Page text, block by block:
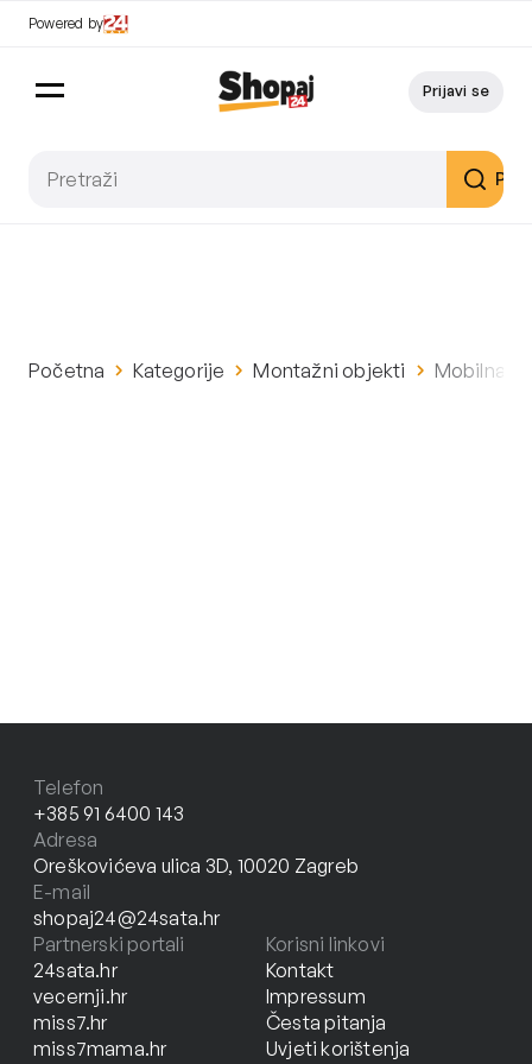
Powered by
Prijavi se
Početna Kategorije Montažni objekti Mobilna
Telefon
+385 91 6400 143
Adresa
Oreškovićeva ulica 3D, 10020 Zagreb
E-mail
shopaj24@24sata.hr
Partnerski portali
24sata.hr
vecernji.hr
miss7.hr
miss7mama.hr
Korisni linkovi
Kontakt
Impressum
Česta pitanja
Uvjeti korištenja